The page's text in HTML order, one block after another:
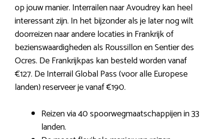
op jouw manier. Interrailen naar Avoudrey kan heel
interessant zijn. In het bijzonder als je later nog wilt
doorreizen naar andere locaties in Frankrijk of
bezienswaardigheden als Roussillon en Sentier des
Ocres. De Frankrijkpas kan besteld worden vanaf
€127. De Interrail Global Pass (voor alle Europese
landen) reserveer je vanaf €190.
Reizen via 40 spoorwegmaatschappijen in 33
landen.